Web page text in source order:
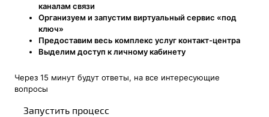
каналам связи
Организуем и запустим виртуальный сервис «под
ключ»
Предоставим весь комплекс услуг контакт-центра
Выделим доступ к личному кабинету
Через 15 минут будут ответы, на все интересующие
вопросы
Запустить процесс